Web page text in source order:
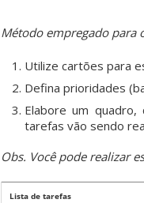
Método empregado para
Utilize cartões para
Defina prioridades
Elabore um
tarefas vão sendo
Obs. Você pode realizar
Lista de tarefas